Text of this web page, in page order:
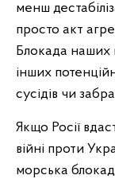
менш
просто акт
Блокада наших
інших
сусідів чи
Якщо Росії
війні проти
морська